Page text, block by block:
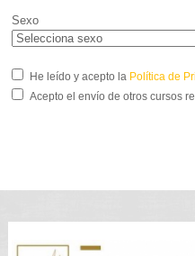
Sexo
He leído y acepto la Política de
Acepto el envío de otros cursos